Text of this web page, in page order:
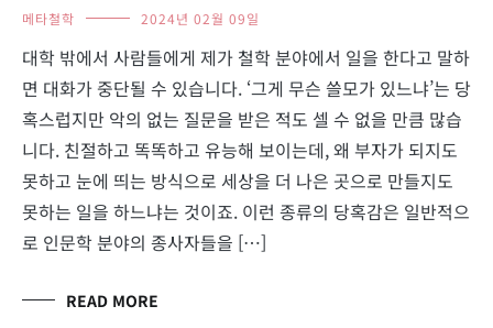
메타철학 2024년 02월 09일
대학 밖에서 사람들에게 제가 철학 분야에서 일을 한다고 말하
면 대화가 중단될 수 있습니다. ‘그게 무슨 쓸모가 있느냐’는 당
혹스럽지만 악의 없는 질문을 받은 적도 셀 수 없을 만큼 많습
니다. 친절하고 똑똑하고 유능해 보이는데, 왜 부자가 되지도
못하고 눈에 띄는 방식으로 세상을 더 나은 곳으로 만들지도
못하는 일을 하느냐는 것이죠. 이런 종류의 당혹감은 일반적으
로 인문학 분야의 종사자들을 […]
READ MORE